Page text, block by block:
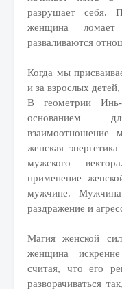
разрушает себя.
женщина
разваливаются
Когда мы
и за взрослых
В геометрии
основанием
женская
мужского
применение
мужчине. Мужчина
раздражение и
Магия женской
женщина
считая, что его
разворачиваться